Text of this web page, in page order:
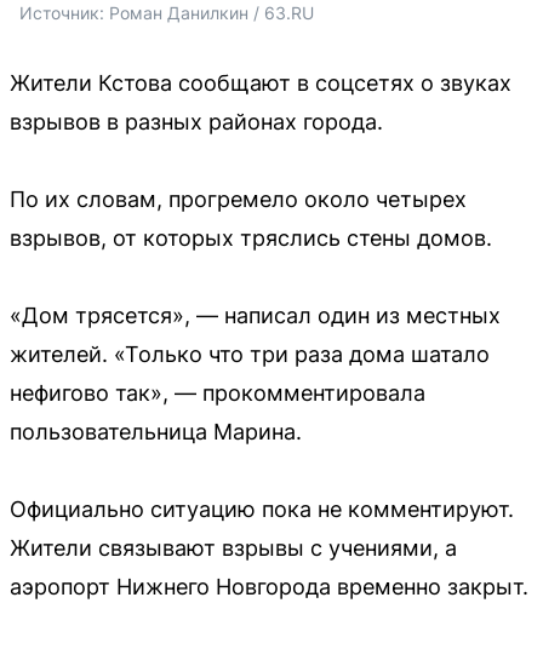
Источник: Роман Данилкин / 63.RU
Жители Кстова сообщают в соцсетях о звуках
взрывов в разных районах города.
По их словам, прогремело около четырех
взрывов, от которых тряслись стены домов.
«Дом трясется», — написал один из местных
жителей. «Только что три раза дома шатало
нефигово так», — прокомментировала
пользовательница Марина.
Официально ситуацию пока не комментируют.
Жители связывают взрывы с учениями, а
аэропорт Нижнего Новгорода временно закрыт.